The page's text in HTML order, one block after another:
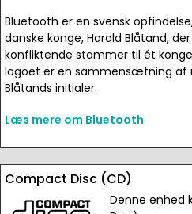
Bluetooth er en svensk
danske konge, Harald Blåtand,
konfliktende stammer til ét
logoet er en sammensætning af
Blåtands initialer.
Læs mere om Bluetooth
Compact Disc (CD)
Denne enhed